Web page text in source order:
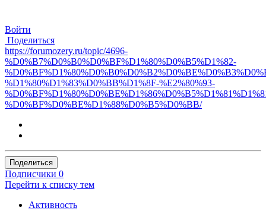
Войти
Поделиться
https://forumozery.ru/topic/4696-
%D0%B7%D0%B0%D0%BF%D1%80%D0%B5%D1%82-
%D1%80%D1%83%D0%BB%D1%8F-%E2%80%93-
%D0%BF%D0%BE%D1%88%D0%B5%D0%BB/
Поделиться
Подписчики 0
Перейти к списку тем
Активность